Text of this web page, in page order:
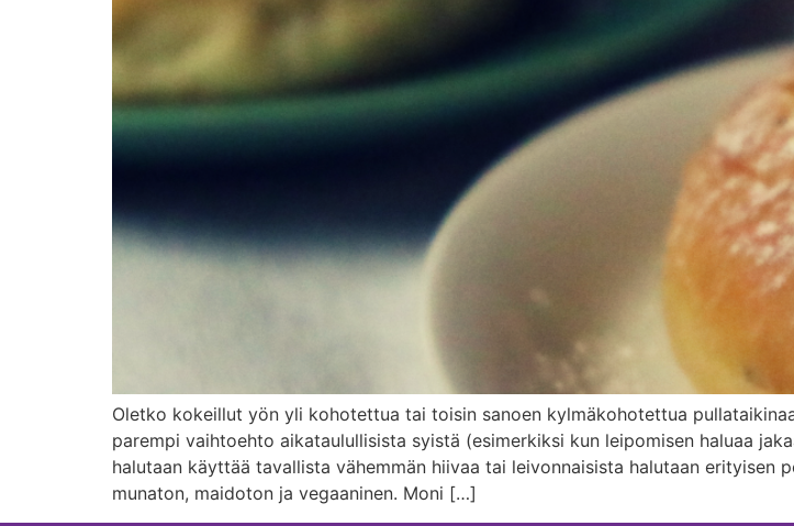
Oletko kokeillut yön yli kohotettua tai toisin sanoen kylmäkohotettua
parempi vaihtoehto aikataulullisista syistä (esimerkiksi kun leipomisen haluaa
halutaan käyttää tavallista vähemmän hiivaa tai leivonnaisista halutaan erityisen
munaton, maidoton ja vegaaninen. Moni […]